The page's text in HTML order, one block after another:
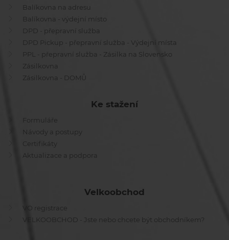
Balíkovna na adresu
Balíkovna - výdejní místo
DPD - přepravní služba
DPD Pickup - přepravní služba - Výdejní místa
PPL - přepravní služba - Zásilka na Slovensko
Zásilkovna
Zásilkovna - DOMŮ
Ke stažení
Formuláře
Návody a postupy
Certifikáty
Aktualizace a podpora
Velkoobchod
VO registrace
VELKOOBCHOD - Jste nebo chcete být obchodníkem?